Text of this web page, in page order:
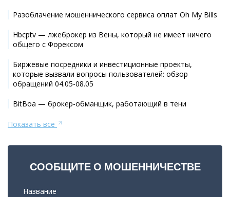
Разоблачение мошеннического сервиса оплат Oh My Bills
Hbcptv — лжеброкер из Вены, который не имеет ничего
общего с Форексом
Биржевые посредники и инвестиционные проекты,
которые вызвали вопросы пользователей: обзор
обращений 04.05-08.05
BitBoa — брокер-обманщик, работающий в тени
Показать все
СООБЩИТЕ О МОШЕННИЧЕСТВЕ
Название